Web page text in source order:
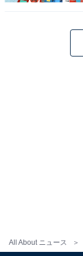
All About ニュース